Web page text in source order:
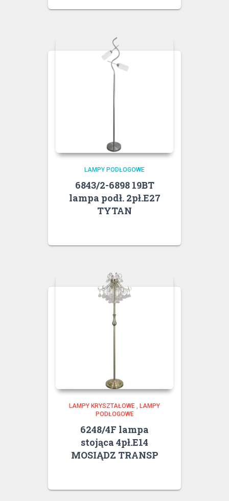
LAMPY PODŁOGOWE
6843/2-6898 19BT
lampa podł. 2pł.E27
TYTAN
LAMPY KRYSZTAŁOWE , LAMPY
PODŁOGOWE
6248/4F lampa
stojąca 4pł.E14
MOSIĄDZ TRANSP